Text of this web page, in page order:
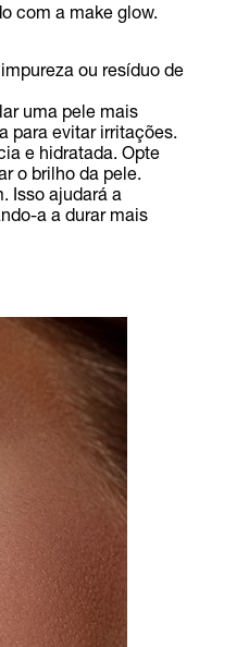
com a make glow.
ou resíduo de
uma pele mais
para evitar irritações.
e hidratada. Opte
o brilho da pele.
Isso ajudará a
a a durar mais